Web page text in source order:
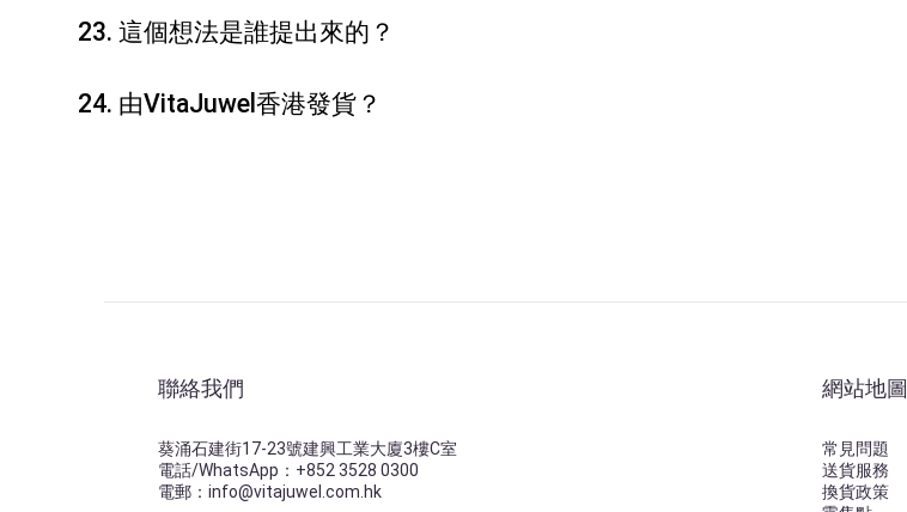
23. 這個想法是誰提出來的？
24. 由VitaJuwel香港發貨？
聯絡我們
葵涌石建街17-23號建興工業大廈3樓C室
電話/WhatsApp：+852 3528 0300
電郵：info@vitajuwel.com.hk
網站地圖
常見問題
送貨服務
換貨政策